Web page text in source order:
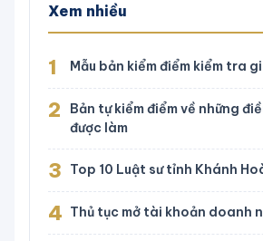
Xem nhiều
1 Mẫu bản kiểm điểm kiểm tra
2
Bản tự kiểm điểm về những
được làm
3 Top 10 Luật sư tỉnh Khánh
4 Thủ tục mở tài khoản doanh